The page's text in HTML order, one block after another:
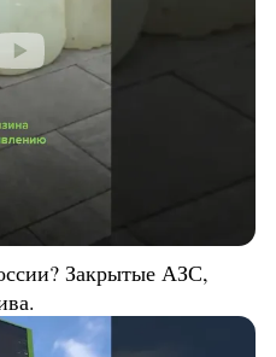
Закрытые АЗС,